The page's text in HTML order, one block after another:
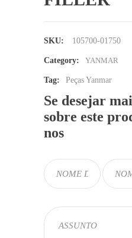
SKU: 105700-01750
Category: YANMAR
Tag: Peças Yanmar
Se desejar
sobre este
nos